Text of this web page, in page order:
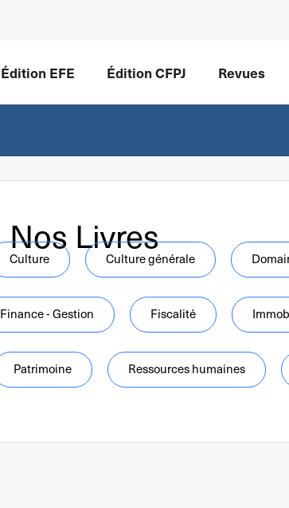
Édition EFE Édition CFPJ Revues
Nos Livres
Culture Culture générale
Finance - Gestion Fiscalité
Patrimoine Ressources humaines